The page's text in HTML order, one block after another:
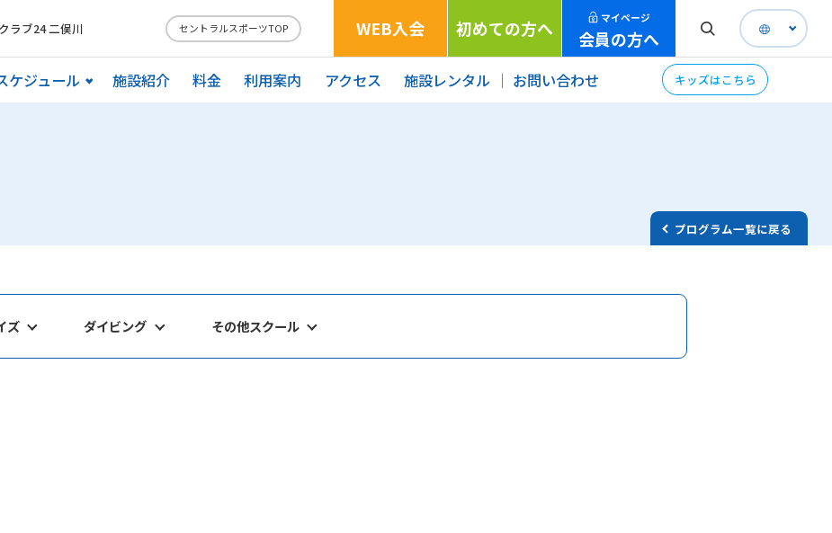
ラブ24 二俣川 セントラルスポーツTOP WEB入会 初めての方へ マイページ
会員の方へ
ケジュール 施設紹介 料金 利用案内 アクセス 施設レンタル お問い合わせ キッズはこちら
プログラム一覧に戻る
ズ ダイビング その他スクール